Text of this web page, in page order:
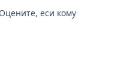
еси кому